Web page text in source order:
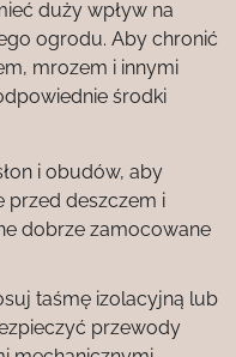
duży wpływ na
ogrodu. Aby chronić
mrozem i innymi
środki
i obudów, aby
przed deszczem i
dobrze zamocowane
taśmę izolacyjną lub
przewody